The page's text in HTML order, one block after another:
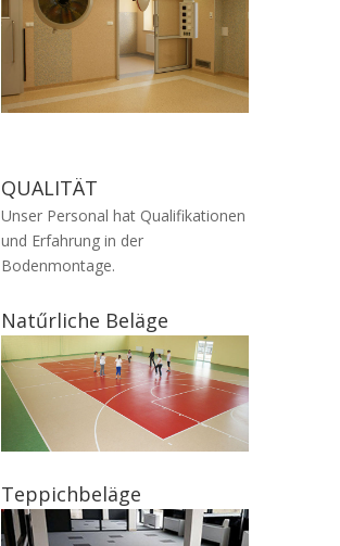
QUALITÄT
Unser Personal hat Qualifikationen
und Erfahrung in der
Bodenmontage.
Natűrliche Beläge
Teppichbeläge